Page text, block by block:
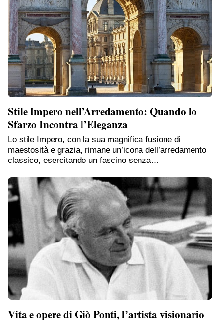
Stile Impero nell’Arredamento: Quando lo
Sfarzo Incontra l’Eleganza
Lo stile Impero, con la sua magnifica fusione di
maestosità e grazia, rimane un’icona dell’arredamento
classico, esercitando un fascino senza…
Vita e opere di Giò Ponti, l’artista visionario